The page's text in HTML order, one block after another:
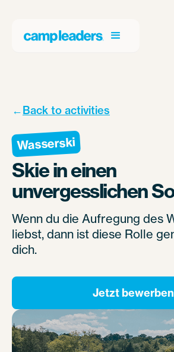
←Back to activities
Wasserski
Skie in einen
unvergesslichen
Wenn du die Aufregung des
liebst, dann ist diese Rolle
dich.
Jetzt bewerben